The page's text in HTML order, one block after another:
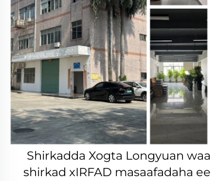
Shirkadda Xogta Longyuan waa
shirkad xIRFAD masaafadaha ee